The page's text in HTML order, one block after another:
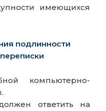
имеющихся
подлинности
компьютерно-
ответить на